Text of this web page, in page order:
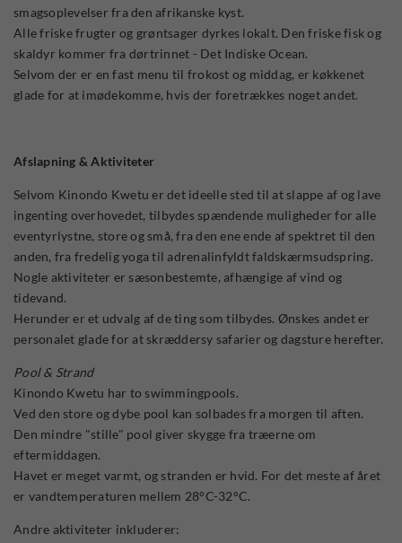
smagsoplevelser fra den afrikanske kyst.
Alle friske frugter og grøntsager dyrkes lokalt. Den friske fisk og
skaldyr kommer fra dørtrinnet - Det Indiske Ocean.
Selvom der er en fast menu til frokost og middag, er køkkenet
glade for at imødekomme, hvis der foretrækkes noget andet.
Afslapning & Aktiviteter
Selvom Kinondo Kwetu er det ideelle sted til at slappe af og lave
ingenting overhovedet, tilbydes spændende muligheder for alle
eventyrlystne, store og små, fra den ene ende af spektret til den
anden, fra fredelig yoga til adrenalinfyldt faldskærmsudspring.
Nogle aktiviteter er sæsonbestemte, afhængige af vind og
tidevand.
Herunder er et udvalg af de ting som tilbydes. Ønskes andet er
personalet glade for at skræddersy safarier og dagsture herefter.
Pool & Strand
Kinondo Kwetu har to swimmingpools.
Ved den store og dybe pool kan solbades fra morgen til aften.
Den mindre "stille" pool giver skygge fra træerne om
eftermiddagen.
Havet er meget varmt, og stranden er hvid. For det meste af året
er vandtemperaturen mellem 28°C-32°C.
Andre aktiviteter inkluderer: